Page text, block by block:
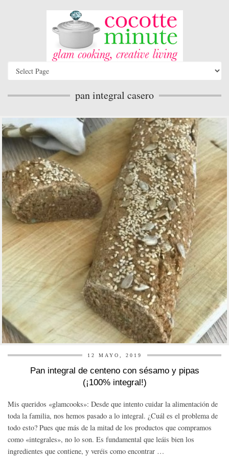
pan integral casero
12 MAYO, 2019
Pan integral de centeno con sésamo y pipas
(¡100% integral!)
Mis queridos «glamcooks»: Desde que intento cuidar la alimentación de
toda la familia, nos hemos pasado a lo integral. ¿Cuál es el problema de
todo esto? Pues que más de la mitad de los productos que compramos
como «integrales», no lo son. Es fundamental que leáis bien los
ingredientes que contiene, y veréis como encontrar …